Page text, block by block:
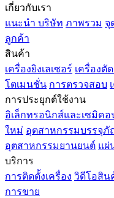
เกี่ยวกับเรา
แนะนำ บริษัท ภาพรวม จุ
ลูกค้า
สินค้า
เครื่องยิงเลเซอร์ เครื่องตั
โตเมนชั่น การตรวจสอบ
การประยุกต์ใช้งาน
อิเล็กทรอนิกส์และเซมิคอ
ใหม่ อุตสาหกรรมบรรจุ
อุตสาหกรรมยานยนต์ แผ่
บริการ
การติดตั้งเครื่อง วิดีโอสิน
การขาย